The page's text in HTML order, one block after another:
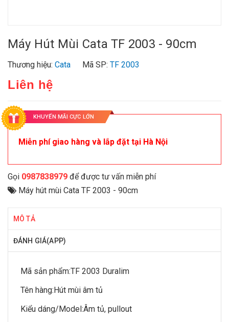
Máy Hút Mùi Cata TF 2003 - 90cm
Thương hiệu: Cata Mã SP: TF 2003
Liên hệ
KHUYẾN MÃI CỰC LỚN
Miễn phí giao hàng và lắp đặt tại Hà Nội
Gọi 0987838979 để được tư vấn miễn phí
Máy hút mùi Cata TF 2003 - 90cm
MÔ TẢ
ĐÁNH GIÁ(APP)
Mã sản phẩm:TF 2003 Duralim
Tên hàng:Hút mùi âm tủ
Kiểu dáng/Model:Âm tủ, pullout